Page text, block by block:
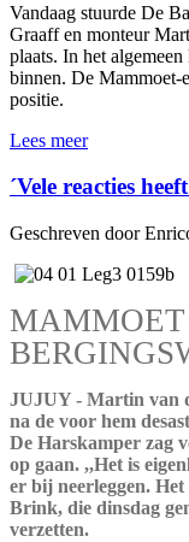
Vandaag stuurde De
Graaff en monteur
plaats. In het
binnen. De Mammoet-
positie.
Lees meer
´Vele reacties
Geschreven door
MAMMOET
JUJUY - Martin van
na de voor hem
De Harskamper zag
op gaan. ,,Het is
er bij neerleggen. Het
Brink, die dinsdag
verzetten.